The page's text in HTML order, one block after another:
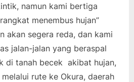
namun kami bertiga
menembus hujan”
akan segera reda, dan kami
jalan-jalan yang beraspal
di tanah becek akibat hujan,
rute ke Okura, daerah